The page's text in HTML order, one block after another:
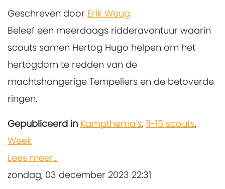
Geschreven door Erik Weug
Beleef een meerdaags ridderavontuur waarin
scouts samen Hertog Hugo helpen om het
hertogdom te redden van de
machtshongerige Tempeliers en de betoverde
ringen.
Gepubliceerd in Kampthema's, 11-15 scouts,
Week
Lees meer...
zondag, 03 december 2023 22:31